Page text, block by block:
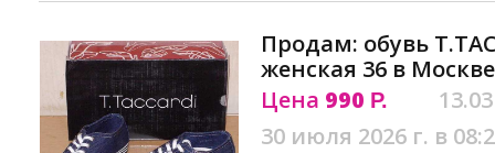
Продам: обувь
женская 36 в Москве
Цена 990 Р.
30 июля 2026 г. в